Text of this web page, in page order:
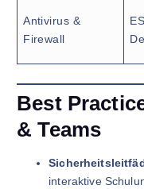
Antivirus &
Firewall
Best
& Teams
interaktive